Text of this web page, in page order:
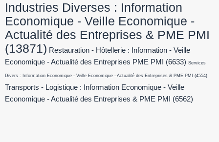
Industries Diverses : Information
Economique - Veille Economique -
Actualité des Entreprises & PME PMI
(13871) Restauration - Hôtellerie : Information - Veille
Economique - Actualité des Entreprises PME PMI
(6633) Services
Divers : Information Economique - Veille Economique - Actualité des Entreprises & PME PMI (4554)
Transports - Logistique : Information Economique - Veille
Economique - Actualité des Entreprises & PME PMI
(6562)